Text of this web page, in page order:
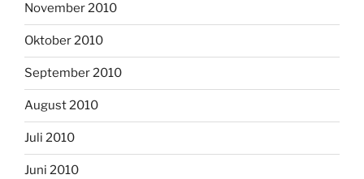
November 2010
Oktober 2010
September 2010
August 2010
Juli 2010
Juni 2010